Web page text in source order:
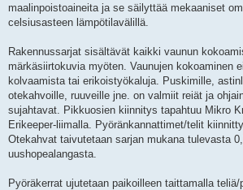
maalinpoistoaineita ja se säilyttää mekaaniset
celsiusasteen lämpötilavälillä.
Rakennussarjat sisältävät kaikki vaunun
märkäsiirtokuvia myöten. Vaunujen kokoaminen
kolvaamista tai erikoistyökaluja. Puskimille,
otekahvoille, ruuveille jne. on valmiit reiät ja
sujahtavat. Pikkuosien kiinnitys tapahtuu Mikro
Erikeeper-liimalla. Pyöränkannattimet/telit
Otekahvat taivutetaan sarjan mukana tulevasta
uushopealangasta.
Pyöräkerrat ujutetaan paikoilleen taittamalla teliä/